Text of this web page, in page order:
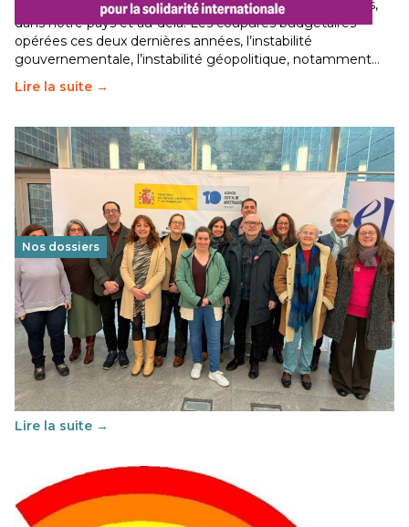
Le secteur humanitaire connaît des difficultés profondes,
dans notre pays et au-delà. Les coupures budgétaires
opérées ces deux dernières années, l’instabilité
gouvernementale, l’instabilité géopolitique, notamment…
Lire la suite →
Nos dossiers
Éducation au vivre-ensemble : un échange croisé
franco-espagnol pour changer d’approche
29 juin 2026-National
Cette année, l'UNSA Éducation a mené un projet Erasmus
soutenu par l'union Européenne et centré sur l'éducation
au vivre-ensemble : quelles différences entre la France…
Lire la suite →